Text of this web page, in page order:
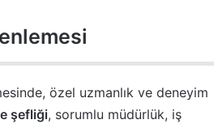
özel uzmanlık ve deneyim
şefliği, sorumlu müdürlük, iş